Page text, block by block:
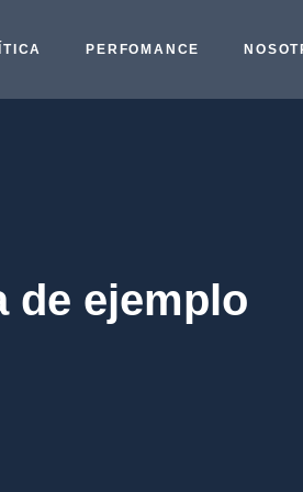
PERFOMANCE
de ejemplo